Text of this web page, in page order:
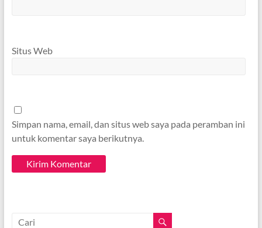
Situs Web
Simpan nama, email, dan situs web saya pada peramban ini
untuk komentar saya berikutnya.